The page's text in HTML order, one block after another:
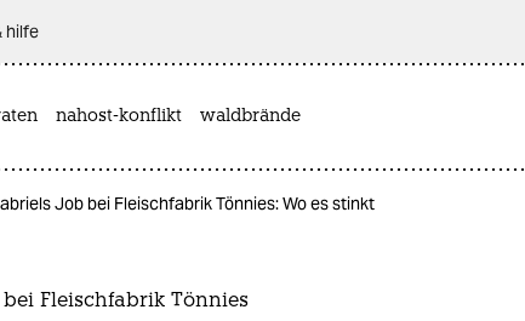
hilfe
nahost-konflikt waldbrände
Job bei Fleischfabrik Tönnies: Wo es stinkt
bei Fleischfabrik Tönnies